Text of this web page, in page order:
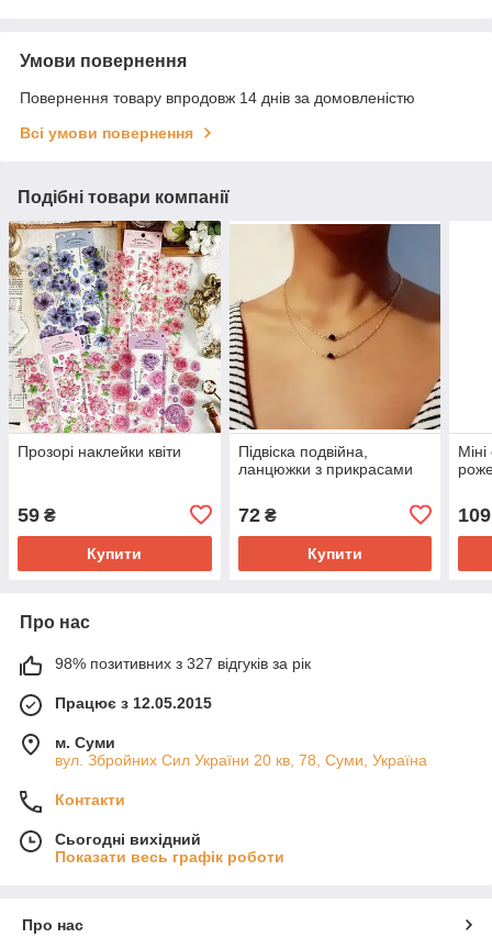
Умови повернення
Повернення товару впродовж 14 днів за домовленістю
Всі умови повернення
Подібні товари компанії
Прозорі наклейки квіти
59 ₴
Купити
Підвіска подвійна,
ланцюжки з прикрасами
72₴
Купити
109
Про нас
98% позитивних з 327 відгуків за рік
Працює з 12.05.2015
м. Суми
вул. Збройних Сил України 20 кв, 78, Суми, Україна
Контакти
Сьогодні вихідний
Показати весь графік роботи
Про нас